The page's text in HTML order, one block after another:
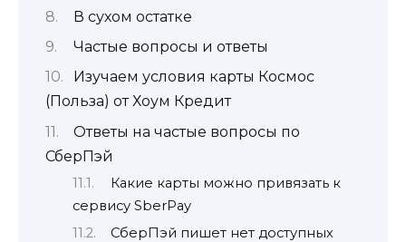
В сухом остатке
Частые вопросы и ответы
Изучаем условия карты Космос
(Польза) от Хоум Кредит
Ответы на частые вопросы по
СберПэй
Какие карты можно привязать к
сервису SberPay
СберПэй пишет нет доступных